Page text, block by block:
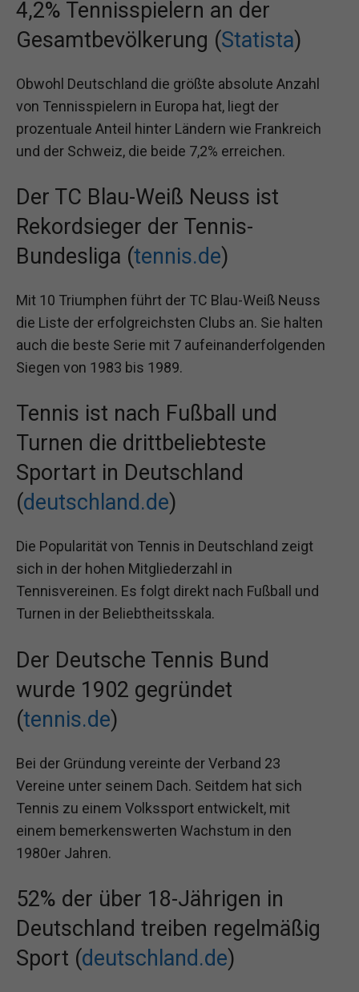
4,2% Tennisspielern an der
Gesamtbevölkerung (Statista)
Obwohl Deutschland die größte absolute Anzahl
von Tennisspielern in Europa hat, liegt der
prozentuale Anteil hinter Ländern wie Frankreich
und der Schweiz, die beide 7,2% erreichen.
Der TC Blau-Weiß Neuss ist
Rekordsieger der Tennis-
Bundesliga (tennis.de)
Mit 10 Triumphen führt der TC Blau-Weiß Neuss
die Liste der erfolgreichsten Clubs an. Sie halten
auch die beste Serie mit 7 aufeinanderfolgenden
Siegen von 1983 bis 1989.
Tennis ist nach Fußball und
Turnen die drittbeliebteste
Sportart in Deutschland
(deutschland.de)
Die Popularität von Tennis in Deutschland zeigt
sich in der hohen Mitgliederzahl in
Tennisvereinen. Es folgt direkt nach Fußball und
Turnen in der Beliebtheitsskala.
Der Deutsche Tennis Bund
wurde 1902 gegründet
(tennis.de)
Bei der Gründung vereinte der Verband 23
Vereine unter seinem Dach. Seitdem hat sich
Tennis zu einem Volkssport entwickelt, mit
einem bemerkenswerten Wachstum in den
1980er Jahren.
52% der über 18-Jährigen in
Deutschland treiben regelmäßig
Sport (deutschland.de)